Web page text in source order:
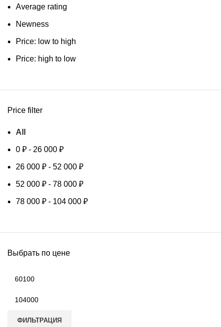
Average rating
Newness
Price: low to high
Price: high to low
Price filter
All
0 ₽ - 26 000 ₽
26 000 ₽ - 52 000 ₽
52 000 ₽ - 78 000 ₽
78 000 ₽ - 104 000 ₽
Выбрать по цене
ФИЛЬТРАЦИЯ